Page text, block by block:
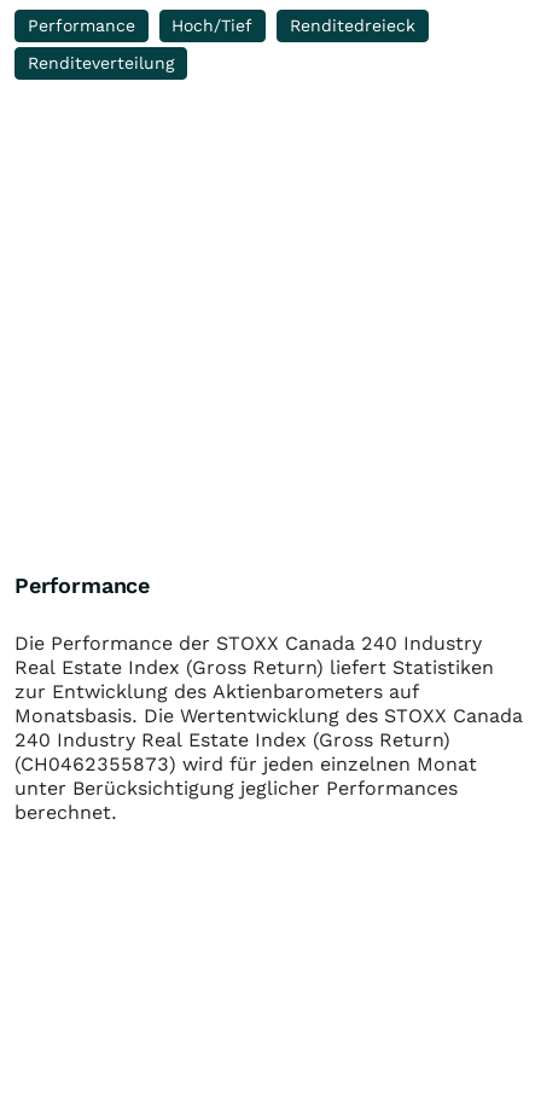
Performance Hoch/Tief
Renditedreieck
Renditeverteilung
Performance
Die Performance der STOXX Canada 240 Industry
Real Estate Index (Gross Return) liefert Statistiken
zur Entwicklung des Aktienbarometers auf
Monatsbasis. Die Wertentwicklung des STOXX Canada
240 Industry Real Estate Index (Gross Return)
(CH0462355873) wird für jeden einzelnen Monat
unter Berücksichtigung jeglicher Performances
berechnet.